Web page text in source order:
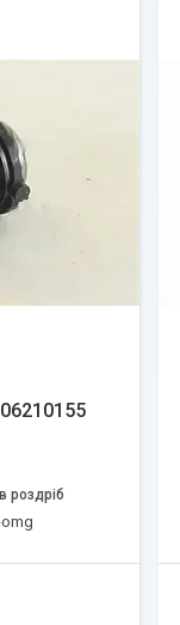
роздріб